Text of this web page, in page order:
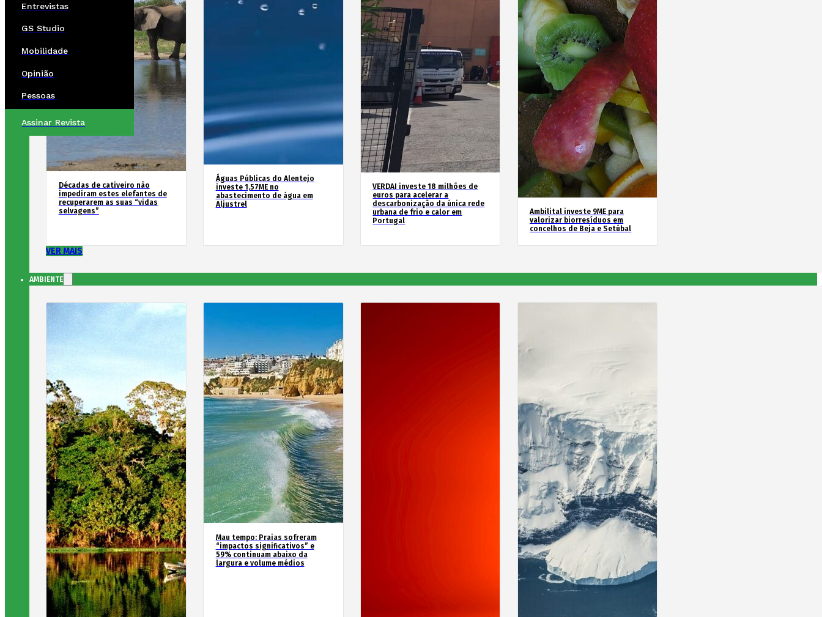
Entrevistas
GS Studio
Mobilidade
Opinião
Pessoas
Assinar Revista
Décadas de cativeiro não
impediram estes elefantes de
recuperarem as suas “vidas
selvagens”
Águas Públicas do Alentejo
investe 1,57ME no
abastecimento de água em
Aljustrel
VERDAI investe 18 milhões de
euros para acelerar a
descarbonização da única rede
urbana de frio e calor em
Portugal
Ambilital investe 9ME para
valorizar biorresíduos em
concelhos de Beja e Setúbal
VER MAIS
AMBIENTE
Mau tempo: Praias sofreram
“impactos significativos” e
59% continuam abaixo da
largura e volume médios